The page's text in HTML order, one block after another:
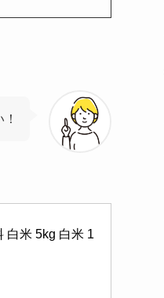
白米 5kg 白米 1